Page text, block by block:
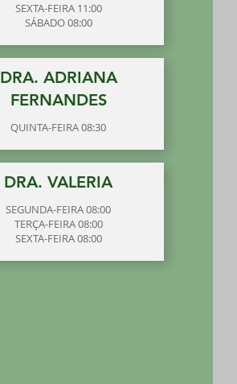
SEXTA-FEIRA 11:00
SÁBADO 08:00
DRA. ADRIANA
FERNANDES
QUINTA-FEIRA 08:30
DRA. VALERIA
SEGUNDA-FEIRA 08:00
TERÇA-FEIRA 08:00
SEXTA-FEIRA 08:00